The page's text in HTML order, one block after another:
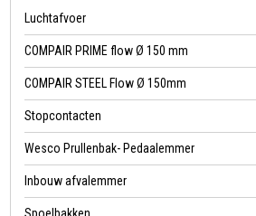
Luchtafvoer
COMPAIR PRIME flow Ø 150 mm
COMPAIR STEEL Flow Ø 150mm
Stopcontacten
Wesco Prullenbak- Pedaalemmer
Inbouw afvalemmer